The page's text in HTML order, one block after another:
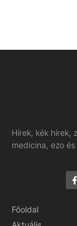
Hírek, kék hírek,
medicina, ezo
Főoldal